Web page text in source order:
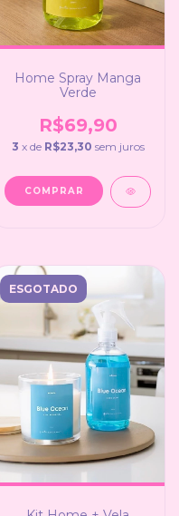
Home Spray Manga
Verde
R$69,90
3 x de R$23,30 sem juros
ESGOTADO